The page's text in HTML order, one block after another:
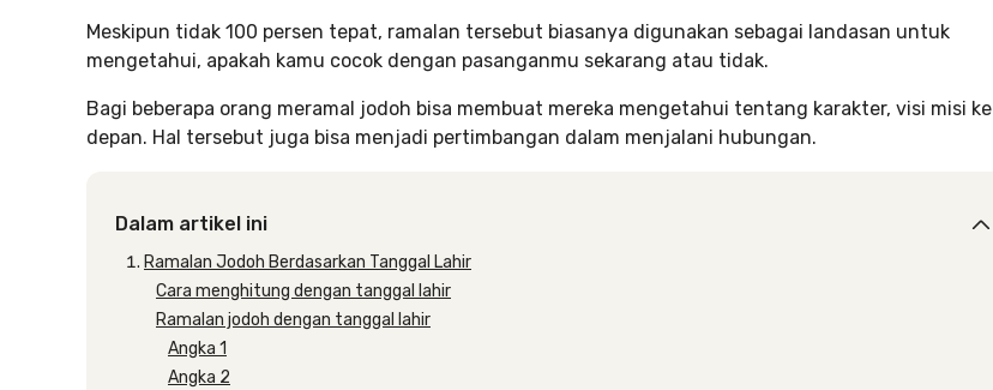
Meskipun tidak 100 persen tepat, ramalan tersebut biasanya digunakan sebagai landasan untuk
mengetahui, apakah kamu cocok dengan pasanganmu sekarang atau tidak.
Bagi beberapa orang meramal jodoh bisa membuat mereka mengetahui tentang karakter, visi misi ke
depan. Hal tersebut juga bisa menjadi pertimbangan dalam menjalani hubungan.
Dalam artikel ini
Ramalan Jodoh Berdasarkan Tanggal Lahir
Cara menghitung dengan tanggal lahir
Ramalan jodoh dengan tanggal lahir
Angka 1
Angka 2